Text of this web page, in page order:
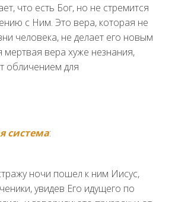
что есть Бог, но не стремится
с Ним. Это вера, которая не
человека, не делает его новым
мертвая вера хуже незнания,
обличением для
система:
ночи пошел к ним Иисус,
увидев Его идущего по